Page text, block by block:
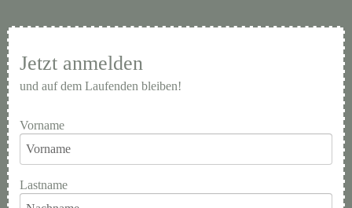
Jetzt anmelden
und auf dem Laufenden bleiben!
Vorname
Lastname